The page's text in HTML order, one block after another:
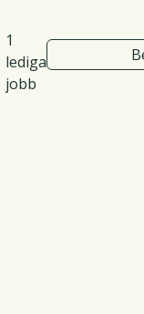
1
lediga
jobb